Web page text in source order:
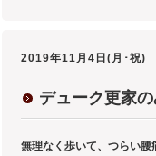
2019年11月4日(月･祝)
デューク更家
無理なく歩いて、つらい腰